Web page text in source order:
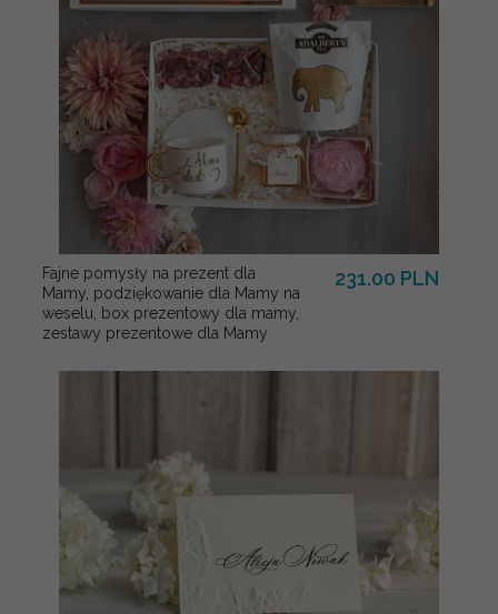
Fajne pomysły na prezent dla
Mamy, podziękowanie dla Mamy na
weselu, box prezentowy dla mamy,
zestawy prezentowe dla Mamy
231.00 PLN